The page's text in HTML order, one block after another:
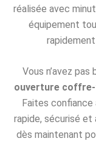
réalisée avec
équipement
Vous n’avez
ouverture
Faites confiance
rapide, sécurisé
dès maintenant